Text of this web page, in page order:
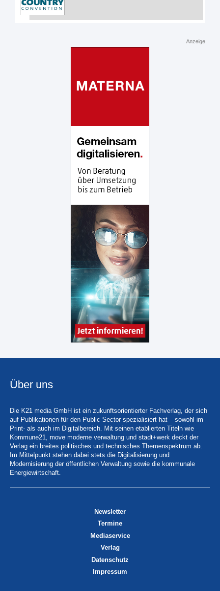
Anzeige
Über uns
Die K21 media GmbH ist ein zukunftsorientierter Fachverlag, der sich
auf Publikationen für den Public Sector spezialisiert hat – sowohl im
Print- als auch im Digitalbereich. Mit seinen etablierten Titeln wie
Kommune21, move moderne verwaltung und stadt+werk deckt der
Verlag ein breites politisches und technisches Themenspektrum ab.
Im Mittelpunkt stehen dabei stets die Digitalisierung und
Modernisierung der öffentlichen Verwaltung sowie die kommunale
Energiewirtschaft.
Newsletter
Termine
Mediaservice
Verlag
Datenschutz
Impressum